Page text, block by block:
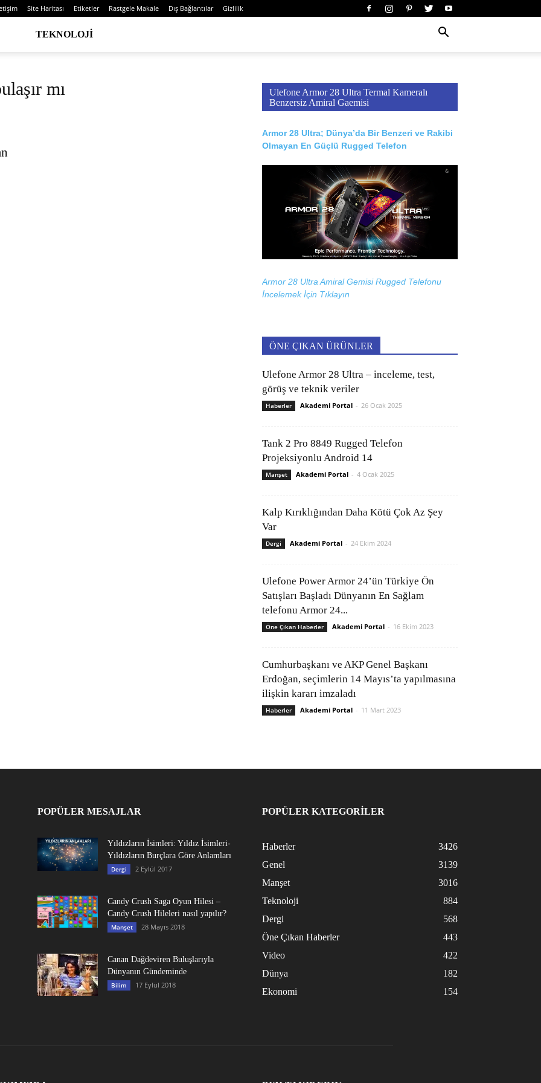
Site Haritası Etiketler Rastgele Makale Dış Bağlantılar Gizlilik
TEKNOLOJI
mı
Ulefone Armor 28 Ultra Termal Kameralı
Benzersiz Amiral Gaemisi
Armor 28 Ultra; Dünya’da Bir Benzeri ve Rakibi
Olmayan En Güçlü Rugged Telefon
Armor 28 Ultra Amiral Gemisi Rugged Telefonu
İncelemek İçin Tıklayın
ÖNE ÇIKAN ÜRÜNLER
Ulefone Armor 28 Ultra – inceleme, test,
görüş ve teknik veriler
Haberler Akademi Portal - 26 Ocak 2025
Tank 2 Pro 8849 Rugged Telefon
Projeksiyonlu Android 14
Manşet Akademi Portal - 4 Ocak 2025
Kalp Kırıklığından Daha Kötü Çok Az Şey
Var
Dergi Akademi Portal - 24 Ekim 2024
Ulefone Power Armor 24’ün Türkiye Ön
Satışları Başladı Dünyanın En Sağlam
telefonu Armor 24...
Öne Çıkan Haberler Akademi Portal - 16 Ekim 2023
Cumhurbaşkanı ve AKP Genel Başkanı
Erdoğan, seçimlerin 14 Mayıs’ta yapılmasına
ilişkin kararı imzaladı
Haberler Akademi Portal - 11 Mart 2023
POPÜLER MESAJLAR
Yıldızların İsimleri: Yıldız İsimleri-
Yıldızların Burçlara Göre Anlamları
Dergi 2 Eylül 2017
Candy Crush Saga Oyun Hilesi –
Candy Crush Hileleri nasıl yapılır?
Manşet 28 Mayıs 2018
Canan Dağdeviren Buluşlarıyla
Dünyanın Gündeminde
Bilim 17 Eylül 2018
POPÜLER KATEGORİLER
Haberler
3426
Genel
3139
Manşet
3016
Teknoloji
884
Dergi
568
Öne Çıkan Haberler
443
Video
422
Dünya
182
Ekonomi
154